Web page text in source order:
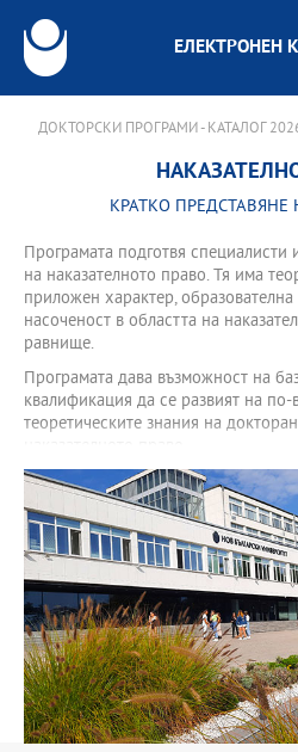
ЕЛЕКТРОНЕН
ДОКТОРСКИ ПРОГРАМИ - КАТАЛОГ
КРАТКО ПРЕДСТАВЯНЕ
Програмата подготвя специалисти
на наказателното право. Тя има
приложен характер, образователна
насоченост в областта на
равнище.
Програмата дава възможност на
квалификация да се развият на по-
теоретическите знания на